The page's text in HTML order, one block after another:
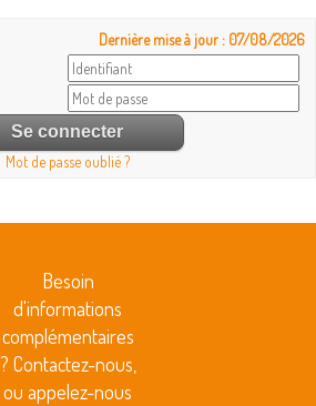
Dernière mise à jour : 07/08/2026
Mot de passe oublié ?
Besoin
d'informations
complémentaires
? Contactez-nous,
ou appelez-nous